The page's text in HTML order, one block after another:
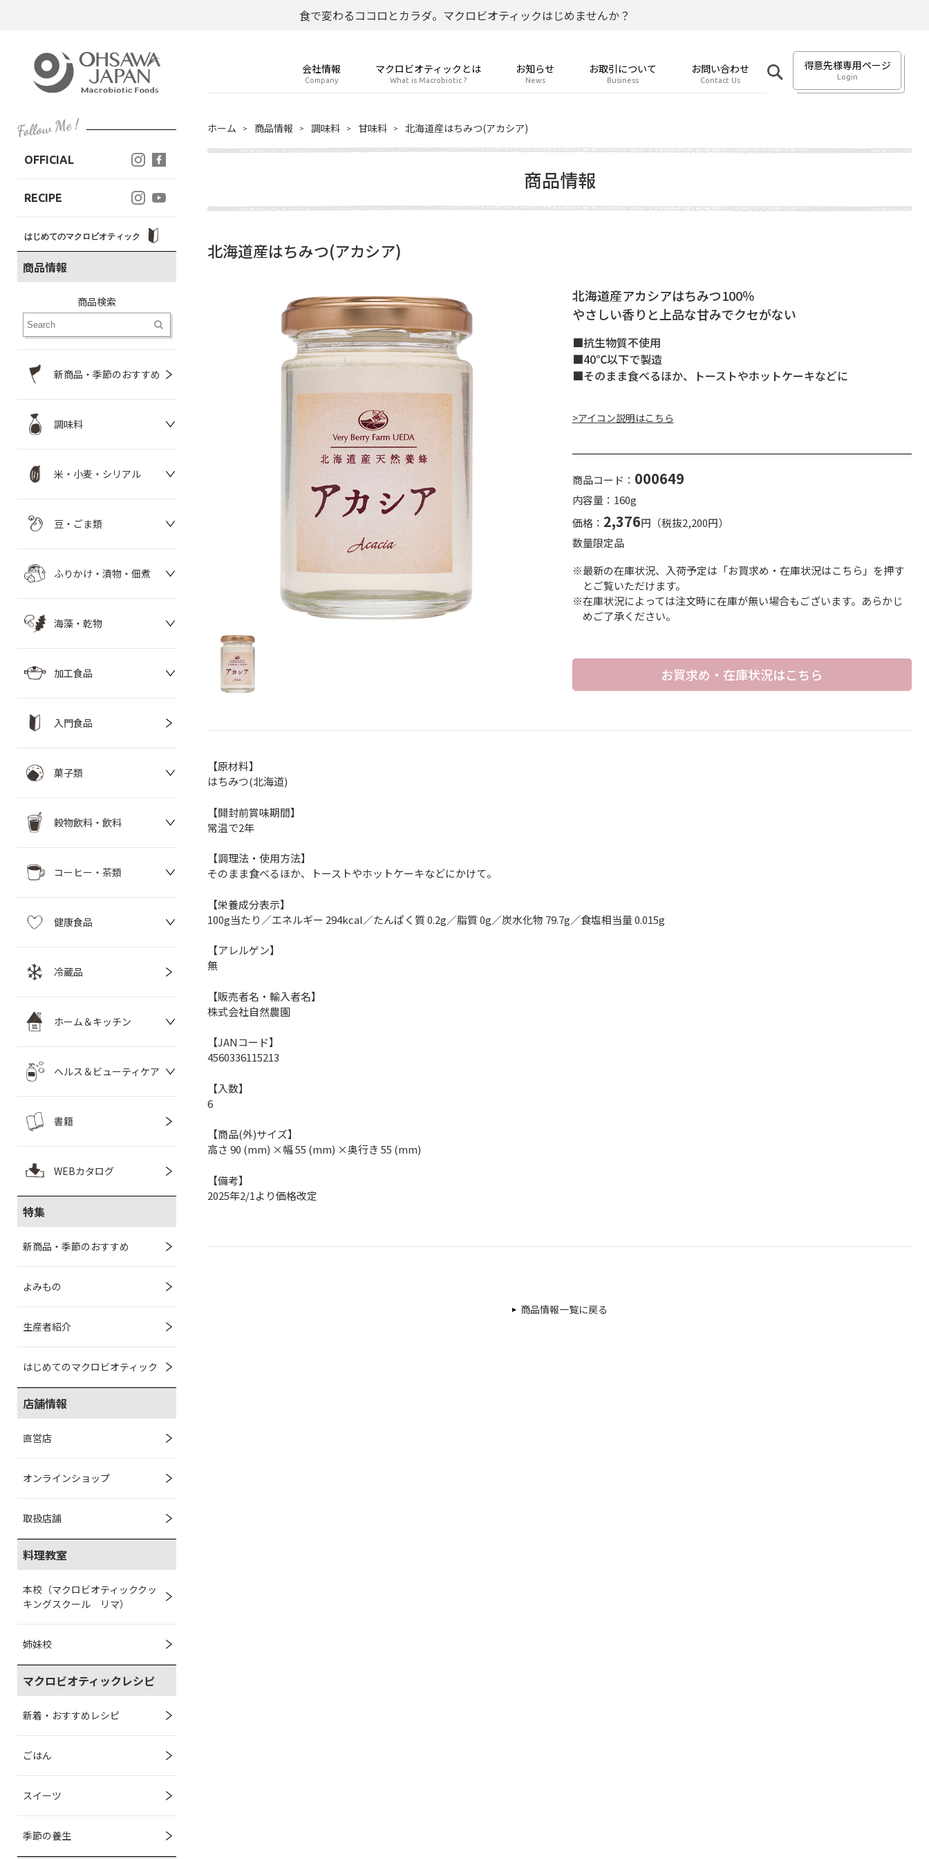
食で変わるココロとカラダ。マクロビオティックはじめませんか？
会社情報
Company
マクロビオティックとは
What is Macrobiotic ?
お知らせ
News
お取引について
Business
お問い合わせ
Contact Us
得意先様専用ページ
Login
OFFICIAL
RECIPE
はじめてのマクロビオティック
商品情報
商品検索
新商品・季節のおすすめ
調味料
米・小麦・シリアル
豆・ごま類
ふりかけ・漬物・佃煮
海藻・乾物
加工食品
入門食品
菓子類
穀物飲料・飲料
コーヒー・茶類
健康食品
冷蔵品
ホーム＆キッチン
ヘルス＆ビューティケア
書籍
WEBカタログ
特集
新商品・季節のおすすめ
よみもの
生産者紹介
はじめてのマクロビオティック
店舗情報
直営店
オンラインショップ
取扱店舗
料理教室
本校（マクロビオティッククッ
キングスクール リマ）
姉妹校
マクロビオティックレシピ
新着・おすすめレシピ
ごはん
スイーツ
季節の養生
ホーム 商品情報 調味料 甘味料 北海道産はちみつ(アカシア)
商品情報
北海道産はちみつ(アカシア)
北海道産アカシアはちみつ100％
やさしい香りと上品な甘みでクセがない
■抗生物質不使用
■40℃以下で製造
■そのまま食べるほか、トーストやホットケーキなどに
>アイコン説明はこちら
商品コード： 000649
内容量：160g
価格： 2,376円（税抜2,200円）
数量限定品
※最新の在庫状況、入荷予定は「お買求め・在庫状況はこちら」を押す
とご覧いただけます。
※在庫状況によっては注文時に在庫が無い場合もございます。あらかじ
めご了承ください。
お買求め・在庫状況はこちら
【原材料】
はちみつ(北海道)
【開封前賞味期間】
常温で2年
【調理法・使用方法】
そのまま食べるほか、トーストやホットケーキなどにかけて。
【栄養成分表示】
100g当たり／エネルギー 294kcal／たんぱく質 0.2g／脂質 0g／炭水化物 79.7g／食塩相当量 0.015g
【アレルゲン】
無
【販売者名・輸入者名】
株式会社自然農園
【JANコード】
4560336115213
【入数】
6
【商品(外)サイズ】
高さ 90 (mm) ×幅 55 (mm) ×奥行き 55 (mm)
【備考】
2025年2/1より価格改定
商品情報一覧に戻る